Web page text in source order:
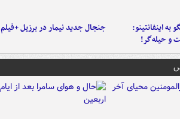
به اینفانتینو:
و حیله‌گر!
جنجال جدید نیمار در برزیل +فیلم